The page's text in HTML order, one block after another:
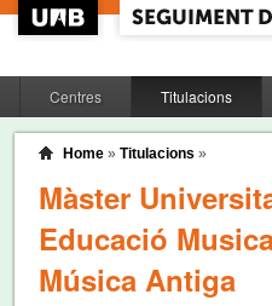
Centres Titulacions
Home » Titulacions »
Màster
Educació
Música Antiga